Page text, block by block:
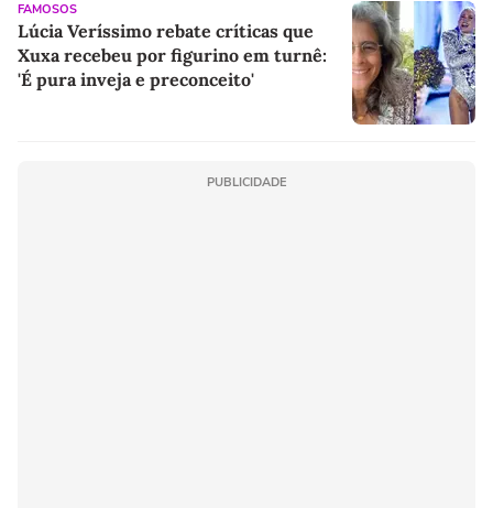
FAMOSOS
Lúcia Veríssimo rebate críticas que
Xuxa recebeu por figurino em turnê:
'É pura inveja e preconceito'
PUBLICIDADE